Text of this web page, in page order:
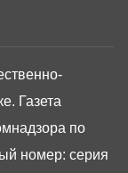
Газета
по
номер: серия